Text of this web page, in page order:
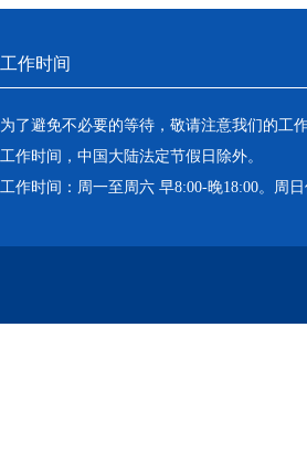
工作时间
为了避免不必要的等待，敬请注意我们的工
工作时间，中国大陆法定节假日除外。
工作时间：周一至周六 早8:00-晚18:00。周